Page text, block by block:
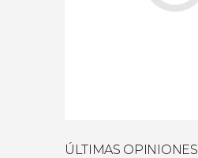
ÚLTIMAS OPINIONES